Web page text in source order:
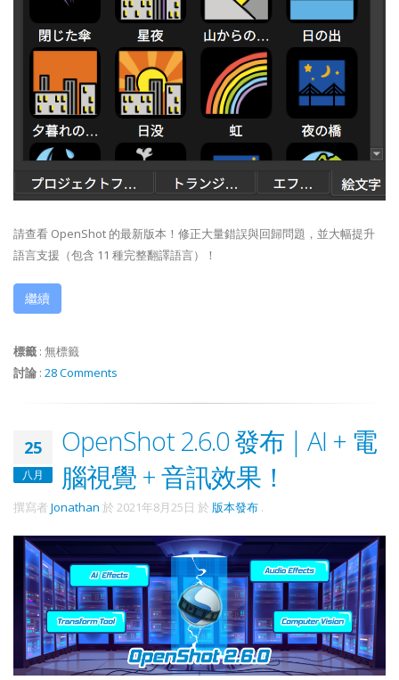
請查看 OpenShot 的最新版本！修正大量錯誤與回歸問題，並大幅提升
語言支援（包含 11 種完整翻譯語言）！
繼續
標籤 : 無標籤
討論 : 28 Comments
25
八月
OpenShot 2.6.0 發布 | AI + 電
腦視覺 + 音訊效果！
撰寫者 Jonathan 於 2021年8月25日 於 版本發布 .